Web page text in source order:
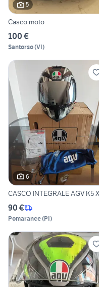
5
Casco moto
100 €
Santorso(VI)
6
CASCO INTEGRALE AGV K5
90 €
Pomarance(PI)